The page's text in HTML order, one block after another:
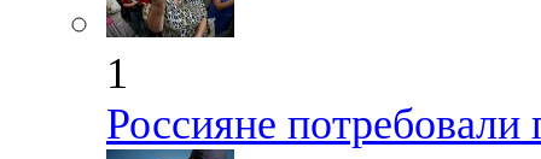
1
Россияне потребовали